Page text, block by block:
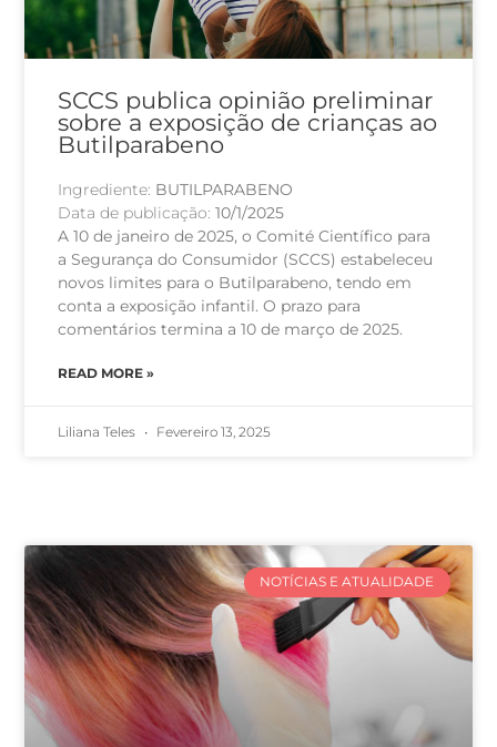
SCCS publica opinião preliminar
sobre a exposição de crianças ao
Butilparabeno
Ingrediente: BUTILPARABENO
Data de publicação:10/1/2025
A 10 de janeiro de 2025, o Comité Científico para
a Segurança do Consumidor (SCCS) estabeleceu
novos limites para o Butilparabeno, tendo em
conta a exposição infantil. O prazo para
comentários termina a 10 de março de 2025.
READ MORE »
Liliana Teles Fevereiro 13, 2025
NOTÍCIAS E ATUALIDADE